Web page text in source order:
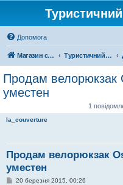
Допомога
Магазин спорядження Туристичний форум «Рюкзак»
Продам велорюкзак
уместен
1
la_couverture
Продам велорюкзак
уместен
П20 березня 2015, 00:26